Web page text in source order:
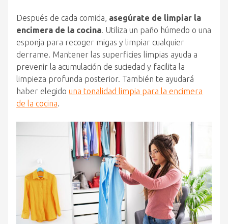
Después de cada comida, asegúrate de limpiar la
encimera de la cocina. Utiliza un paño húmedo o una
esponja para recoger migas y limpiar cualquier
derrame. Mantener las superficies limpias ayuda a
prevenir la acumulación de suciedad y facilita la
limpieza profunda posterior. También te ayudará
haber elegido una tonalidad limpia para la encimera
de la cocina.